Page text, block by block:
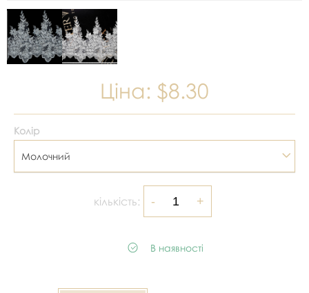
Ціна: $8.30
Колір
Молочний
кількість:
В наявності